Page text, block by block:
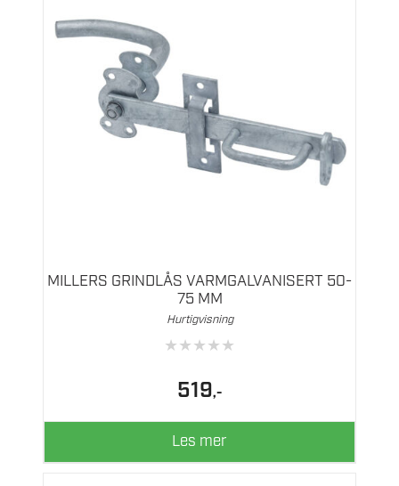
MILLERS GRINDLÅS VARMGALVANISERT 50-
75 MM
Hurtigvisning
★★★★★
519,-
Les mer